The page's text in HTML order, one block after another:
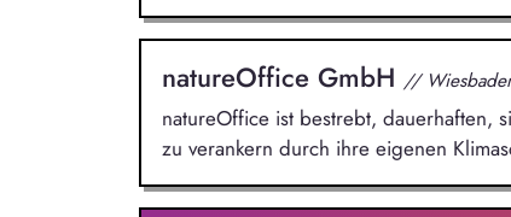
natureOffice GmbH //
natureOffice ist bestrebt, dauerhaften,
zu verankern durch ihre eigenen